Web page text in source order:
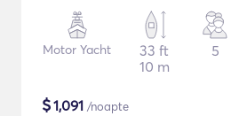
Motor Yacht
33 ft
10 m
5
$1,091 /noapte